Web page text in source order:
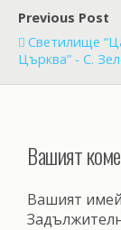
Previous Post
Светилище
Църква” - С.
Вашият
Вашият